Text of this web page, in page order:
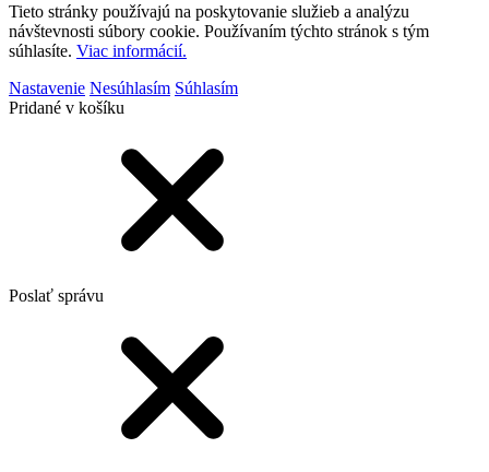
Tieto stránky používajú na poskytovanie služieb a analýzu
návštevnosti súbory cookie. Používaním týchto stránok s tým
súhlasíte. Viac informácií.
Nastavenie Nesúhlasím Súhlasím
Pridané v košíku
Poslať správu